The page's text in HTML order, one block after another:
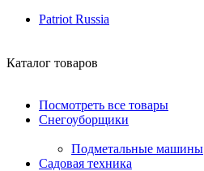
Patriot Russia
Каталог товаров
Посмотреть все товары
Снегоуборщики
Подметальные машины
Садовая техника